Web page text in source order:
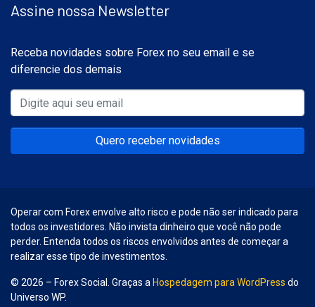
Assine nossa Newsletter
Receba novidades sobre Forex no seu email e se
diferencie dos demais
Quero receber novidades
Operar com Forex envolve alto risco e pode não ser indicado para
todos os investidores. Não invista dinheiro que você não pode
perder. Entenda todos os riscos envolvidos antes de começar a
realizar esse tipo de investimentos.
© 2026 – Forex Social. Graças a Hospedagem para WordPress do
Universo WP.